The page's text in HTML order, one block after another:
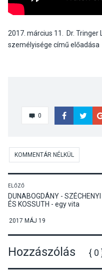
2017. március 11. Dr.
személyisége című előadása
0
KOMMENTÁR NÉLKÜL
ELŐZŐ
DUNABOGDÁNY - SZÉCHENYI
ÉS KOSSUTH - egy vita
2017 MÁJ 19
Hozzászólás { 0